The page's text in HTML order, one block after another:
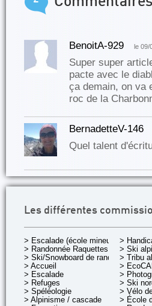
BenoitA-929 le 09/
Super super
pacte avec le
ça demain, on va
roc de la
BernadetteV-146
Quel talent
Les différentes
> Escalade (école mineurs)
> Randonnée Raquettes
> Ski/Snowboard de rando.
> Accueil
> Escalade
> Refuges
> Spéléologie
> Alpinisme / cascade
>
> Ski
> Tribu
>
>
> Ski
> Vélo
> École